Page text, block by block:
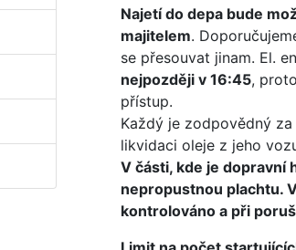
Najetí do depa bude
majitelem.
se přesouvat jinam. El.
nejpozději v 16:45,
přístup.
Každý je zodpovědný
likvidaci oleje z jeho
V části, kde je dopravní
nepropustnou plachtu.
kontrolováno a při